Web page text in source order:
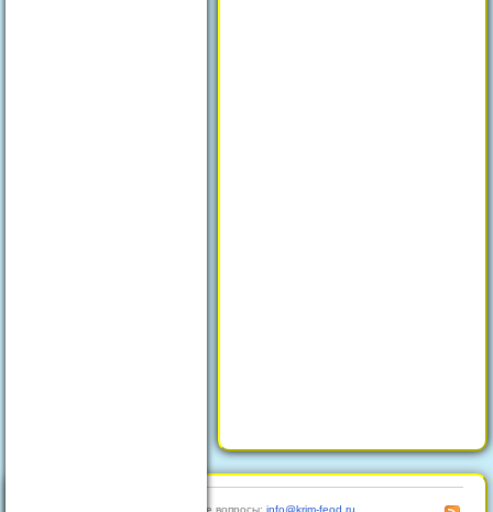
Любые вопросы: info@krim-feod.ru